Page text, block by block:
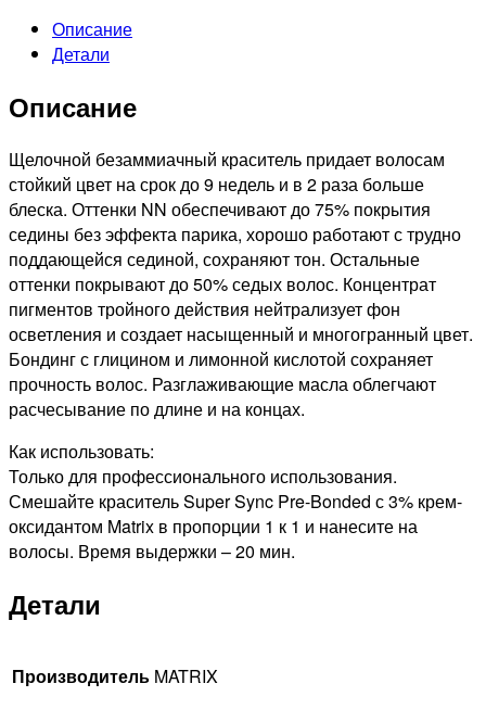
SUPER
SYNC
BONDED
КРАСКА
ДЛЯ
ВОЛОС
БЕЗ
АММИАКА
УЛЬТРА
СВЕТЛЫЙ
БЛОНДИН
ПЕПЕЛЬНЫЙ,
90мл
Описание
Детали
Описание
Щелочной безаммиачный краситель придает волосам
стойкий цвет на срок до 9 недель и в 2 раза больше
блеска. Оттенки NN обеспечивают до 75% покрытия
седины без эффекта парика, хорошо работают с трудно
поддающейся сединой, сохраняют тон. Остальные
оттенки покрывают до 50% седых волос. Концентрат
пигментов тройного действия нейтрализует фон
осветления и создает насыщенный и многогранный цвет.
Бондинг с глицином и лимонной кислотой сохраняет
прочность волос. Разглаживающие масла облегчают
расчесывание по длине и на концах.
Как использовать:
Только для профессионального использования.
Смешайте краситель Super Sync Pre-Bonded с 3% крем-
оксидантом Matrix в пропорции 1 к 1 и нанесите на
волосы. Время выдержки – 20 мин.
Детали
Производитель MATRIX